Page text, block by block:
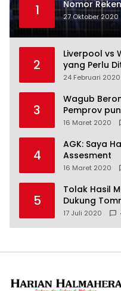
1 Nomor
27 Oktober 2020
2
Liverpool vs
yang Perlu
24 Februari 2020
3
Wagub
Pemprov
16 Maret 2020
4
AGK: Saya
Assesment
16 Maret 2020
5
Tolak Hasil
Dukung
17 Juli 2020